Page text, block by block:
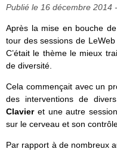
Publié le 16 décembre 2014 -
Après la mise en bouche
tour des sessions de
C’était le thème le mieux
de diversité.
Cela commençait avec un
des interventions de
Clavier et une autre
sur le cerveau et son
Par rapport à de nombreux